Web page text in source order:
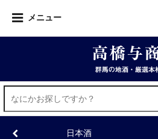
メニュー
日本酒